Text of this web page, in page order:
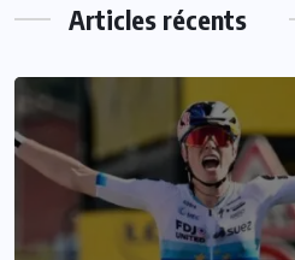
Articles récents